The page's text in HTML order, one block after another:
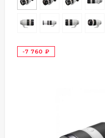
-7 760